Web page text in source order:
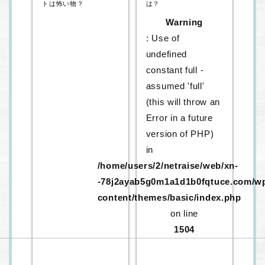
トは怖い物？ は？
Warning
: Use of
undefined
constant full -
assumed 'full'
(this will throw an
Error in a future
version of PHP)
in
/home/users/2/netraise/web/xn-
-78j2ayab5g0m1a1d1b0fqtuce.com/
content/themes/basic/index.php
on line
1504